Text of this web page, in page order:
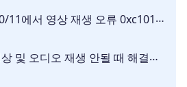
서 영상 재생 오류 0xc10100be를 수정하는 방법
및 오디오 재생 안될 때 해결법 8가지